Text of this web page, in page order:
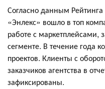
Согласно данным Рейтинга
«Энлекс» вошло в топ
работе с маркетплейсами,
сегменте. В течение года
проектов. Клиенты с
заказчиков агентства в
зафиксированы.